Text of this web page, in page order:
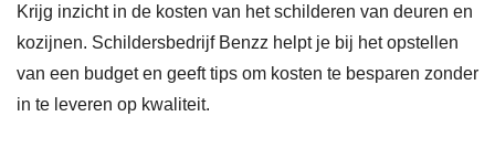
Krijg inzicht in de kosten van het schilderen van deuren en
kozijnen. Schildersbedrijf Benzz helpt je bij het opstellen
van een budget en geeft tips om kosten te besparen zonder
in te leveren op kwaliteit.